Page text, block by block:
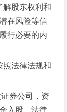
在风险等信
行必要的内
入股，法律